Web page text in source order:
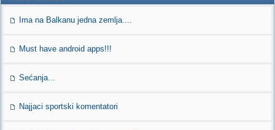
Ima na Balkanu jedna zemlja....
Must have android apps!!!
Sećanja...
Najjaci sportski komentatori